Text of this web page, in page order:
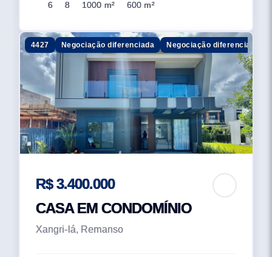
6 8 1000 m² 600 m²
4427 Negociação diferenciada Negociação diferenciada
R$ 3.400.000
CASA EM CONDOMÍNIO
Xangri-lá, Remanso